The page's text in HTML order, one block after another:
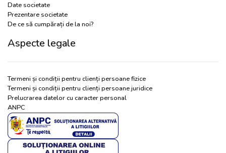
Date societate
Prezentare societate
De ce să cumpărați de la noi?
Aspecte legale
Termeni și condiții pentru clienți persoane fizice
Termeni și condiții pentru clienți persoane juridice
Prelucrarea datelor cu caracter personal
ANPC